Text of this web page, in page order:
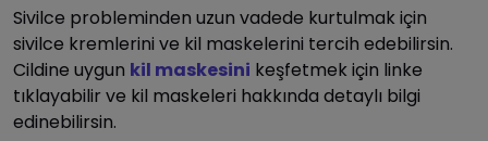
Sivilce probleminden uzun vadede kurtulmak için
sivilce kremlerini ve kil maskelerini tercih edebilirsin.
Cildine uygun kil maskesini keşfetmek için linke
tıklayabilir ve kil maskeleri hakkında detaylı bilgi
edinebilirsin.